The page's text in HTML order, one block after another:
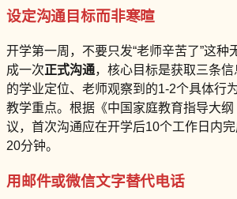
设定沟通目标而非寒暄
开学第一周，不要只发“老师辛苦了”这种
成一次正式沟通，核心目标是获取三条
的学业定位、老师观察到的1-2个具体行
教学重点。根据《中国家庭教育指导大
议，首次沟通应在开学后10个工作日内
20分钟。
用邮件或微信文字替代电话